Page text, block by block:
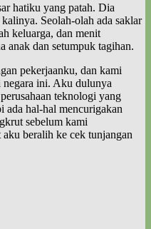
hatiku yang patah. Dia
Seolah-olah ada saklar
keluarga, dan menit
anak dan setumpuk tagihan.
pekerjaanku, dan kami
negara ini. Aku dulunya
teknologi yang
ada hal-hal mencurigakan
sebelum kami
beralih ke cek tunjangan